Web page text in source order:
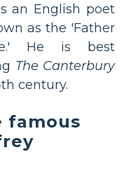
an English poet
as the 'Father
He is best
The Canterbury
century.
famous